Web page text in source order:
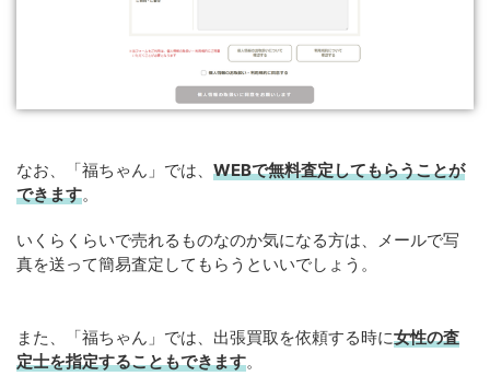
なお、「福ちゃん」では、 WEBで無料査定してもらうことが
できます。
いくらくらいで売れるものなのか気になる方は、メールで写
真を送って簡易査定してもらうといいでしょう。
また、「福ちゃん」では、出張買取を依頼する時に女性の査
定士を指定することもできます。